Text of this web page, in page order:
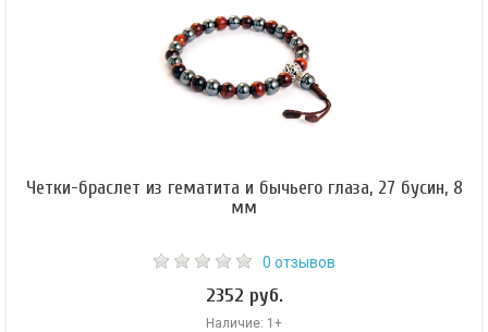
Четки-браслет из гематита и бычьего глаза, 27 бусин, 8
мм
0 отзывов
2352 руб.
Наличие: 1+